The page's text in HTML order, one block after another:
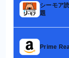
シーモア
題
Prime